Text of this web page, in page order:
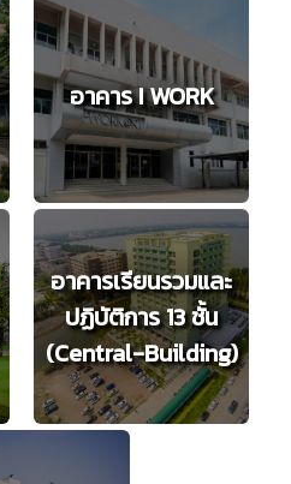
อาคาร I WORK
อาคารเรียนรวมและ
ปฏิบัติการ 13 ชั้น
(Central-Building)